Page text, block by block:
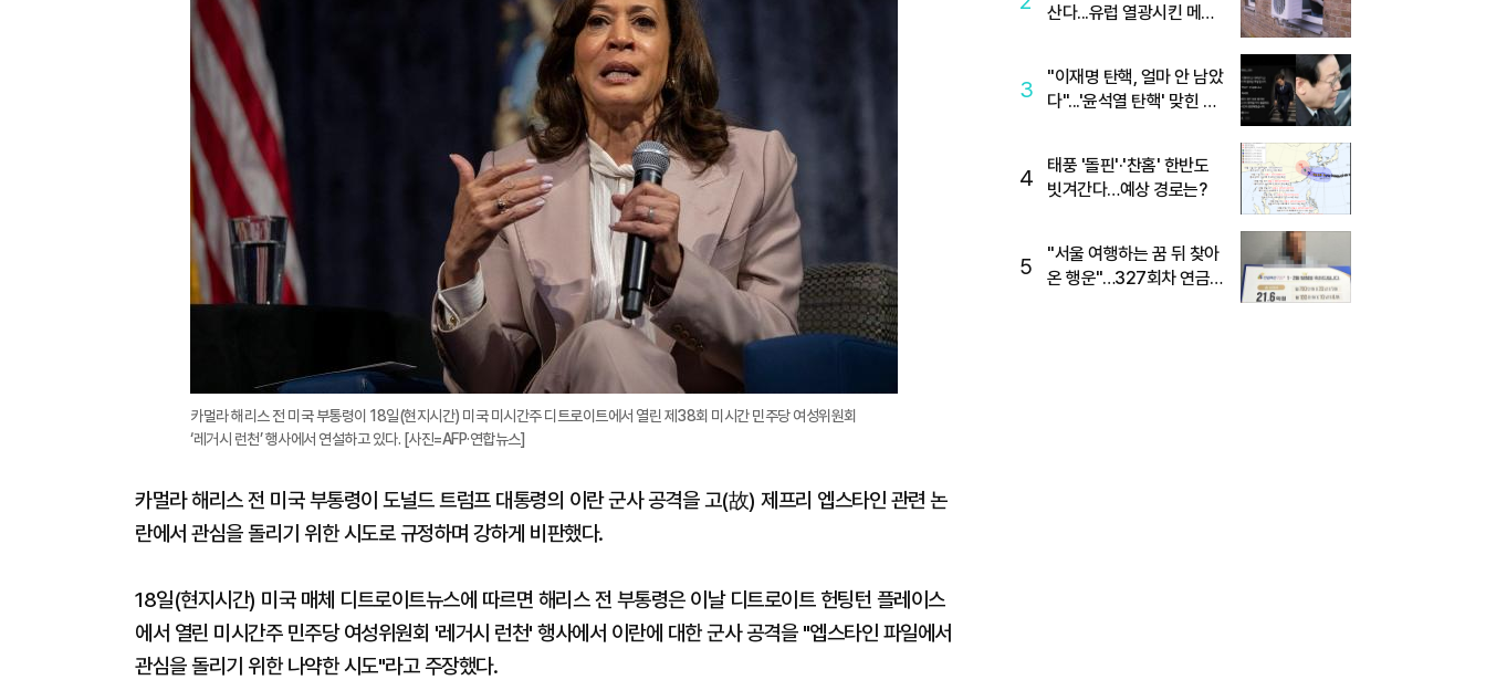
카멀라 해리스 전 미국 부통령이 18일(현지시간) 미국 미시간주 디트로이트에서 열린 제38회 미시간 민주당 여성위원회
‘레거시 런천’ 행사에서 연설하고 있다. [사진=AFP·연합뉴스]
카멀라 해리스 전 미국 부통령이 도널드 트럼프 대통령의 이란 군사 공격을 고(故) 제프리 엡스타인 관련 논
란에서 관심을 돌리기 위한 시도로 규정하며 강하게 비판했다.
18일(현지시간) 미국 매체 디트로이트뉴스에 따르면 해리스 전 부통령은 이날 디트로이트 헌팅턴 플레이스
에서 열린 미시간주 민주당 여성위원회 '레거시 런천' 행사에서 이란에 대한 군사 공격을 "엡스타인 파일에서
관심을 돌리기 위한 나약한 시도"라고 주장했다.
산다...유럽 열광시킨 메이
3
"이재명 탄핵, 얼마 안 남았
다"...'윤석열 탄핵' 맞힌 무
4
태풍 '돌핀'·'찬홈' 한반도
빗겨간다…예상 경로는?
5
"서울 여행하는 꿈 뒤 찾아
온 행운"…327회차 연금